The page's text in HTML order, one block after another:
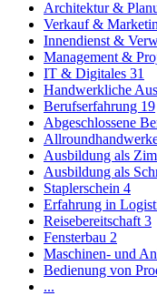
Architektur &
Verkauf &
Innendienst &
Management &
IT & Digitales 31
Handwerkliche
Berufserfahrung 19
Abgeschlossene
Ausbildung als
Ausbildung als
Staplerschein 4
Erfahrung in
Reisebereitschaft 3
Fensterbau 2
Maschinen- und
Bedienung von
...